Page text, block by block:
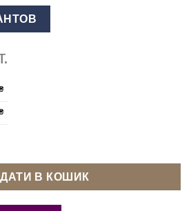
мм Нікель кількість
В КОШИК